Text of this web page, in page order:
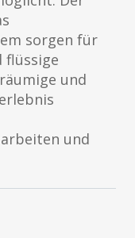
sorgen für
flüssige
und
und